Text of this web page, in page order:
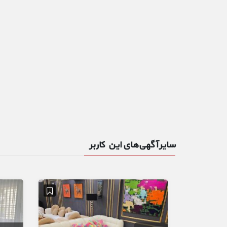
سایر آگهی‌های این کاربر